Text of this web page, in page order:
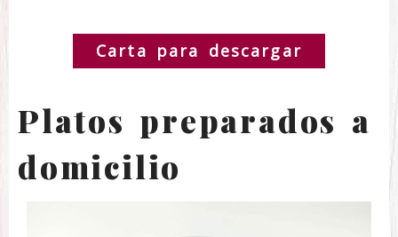
Carta para descargar
Platos preparados a
domicilio